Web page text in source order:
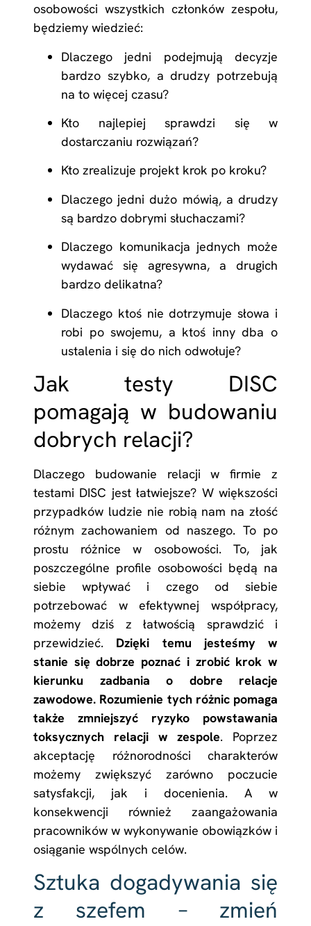
osobowości wszystkich członków zespołu,
będziemy wiedzieć:
Dlaczego jedni podejmują decyzje
bardzo szybko, a drudzy potrzebują
na to więcej czasu?
Kto najlepiej sprawdzi się w
dostarczaniu rozwiązań?
Kto zrealizuje projekt krok po kroku?
Dlaczego jedni dużo mówią, a drudzy
są bardzo dobrymi słuchaczami?
Dlaczego komunikacja jednych może
wydawać się agresywna, a drugich
bardzo delikatna?
Dlaczego ktoś nie dotrzymuje słowa i
robi po swojemu, a ktoś inny dba o
ustalenia i się do nich odwołuje?
Jak testy DISC
pomagają w budowaniu
dobrych relacji?
Dlaczego budowanie relacji w firmie z
testami DISC jest łatwiejsze? W większości
przypadków ludzie nie robią nam na złość
różnym zachowaniem od naszego. To po
prostu różnice w osobowości. To, jak
poszczególne profile osobowości będą na
siebie wpływać i czego od siebie
potrzebować w efektywnej współpracy,
możemy dziś z łatwością sprawdzić i
przewidzieć. Dzięki temu jesteśmy w
stanie się dobrze poznać i zrobić krok w
kierunku zadbania o dobre relacje
zawodowe. Rozumienie tych różnic pomaga
także zmniejszyć ryzyko powstawania
toksycznych relacji w zespole. Poprzez
akceptację różnorodności charakterów
możemy zwiększyć zarówno poczucie
satysfakcji, jak i docenienia. A w
konsekwencji również zaangażowania
pracowników w wykonywanie obowiązków i
osiąganie wspólnych celów.
Sztuka dogadywania się
z szefem – zmień